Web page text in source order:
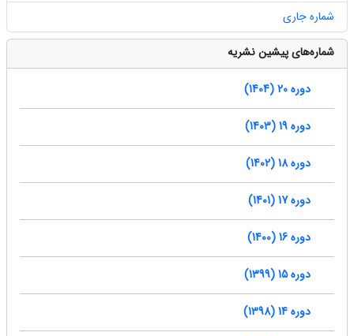
شماره جاری
شماره‌های پیشین نشریه
دوره 20 (1404)
دوره 19 (1403)
دوره 18 (1402)
دوره 17 (1401)
دوره 16 (1400)
دوره 15 (1399)
دوره 14 (1398)